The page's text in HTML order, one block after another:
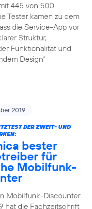
445 von 500
Tester kamen zu dem
die Service-App vor
Struktur,
Funktionalität und
Design“
2019
DER ZWEIT- UND
bester
für
Mobilfunk-
Mobilfunk-Discounter
hat die Fachzeitschrift